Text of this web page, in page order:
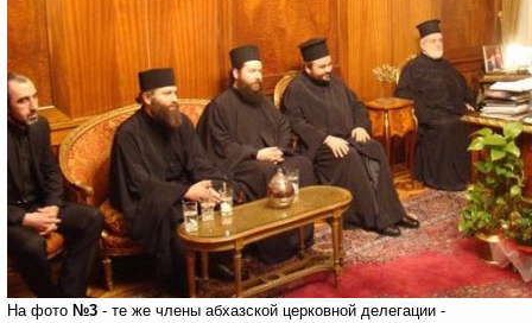
На фото №3 - те же члены абхазской церковной делегации -